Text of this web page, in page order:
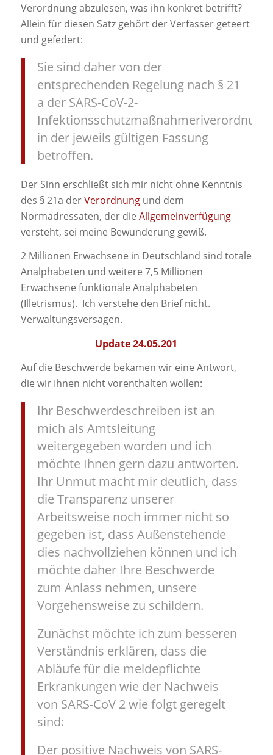
Verordnung abzulesen, was ihn konkret betrifft?
Allein für diesen Satz gehört der Verfasser geteert
und gefedert:
Sie sind daher von der
entsprechenden Regelung nach § 21
a der SARS-CoV-2-
Infektionsschutzmaßnahmeriverordnung
in der jeweils gültigen Fassung
betroffen.
Der Sinn erschließt sich mir nicht ohne Kenntnis
des § 21a derVerordnungund dem
Normadressaten, der die Allgemeinverfügung
versteht, sei meine Bewunderung gewiß.
2 Millionen Erwachsene in Deutschland sind totale
Analphabeten und weitere 7,5 Millionen
Erwachsene funktionale Analphabeten
(Illetrismus). Ich verstehe den Brief nicht.
Verwaltungsversagen.
Update 24.05.201
Auf die Beschwerde bekamen wir eine Antwort,
die wir Ihnen nicht vorenthalten wollen:
Ihr Beschwerdeschreiben ist an
mich als Amtsleitung
weitergegeben worden und ich
möchte Ihnen gern dazu antworten.
Ihr Unmut macht mir deutlich, dass
die Transparenz unserer
Arbeitsweise noch immer nicht so
gegeben ist, dass Außenstehende
dies nachvollziehen können und ich
möchte daher Ihre Beschwerde
zum Anlass nehmen, unsere
Vorgehensweise zu schildern.
Zunächst möchte ich zum besseren
Verständnis erklären, dass die
Abläufe für die meldepflichte
Erkrankungen wie der Nachweis
von SARS-CoV 2 wie folgt geregelt
sind:
Der positive Nachweis von SARS-